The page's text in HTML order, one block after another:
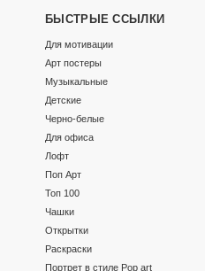
БЫСТРЫЕ ССЫЛКИ
Для мотивации
Арт постеры
Музыкальные
Детские
Черно-белые
Для офиса
Лофт
Поп Арт
Топ 100
Чашки
Открытки
Раскраски
Портрет в стиле Pop art